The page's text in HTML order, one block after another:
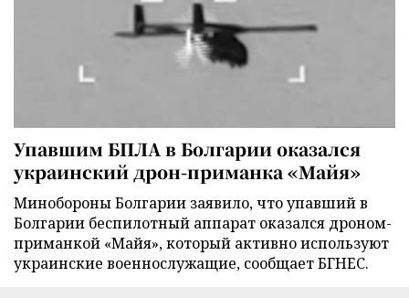
Упавшим БПЛА в Болгарии оказался
украинский дрон-приманка «Майя»
Минобороны Болгарии заявило, что упавший в
Болгарии беспилотный аппарат оказался дроном-
приманкой «Майя», который активно используют
украинские военнослужащие, сообщает БГНЕС.